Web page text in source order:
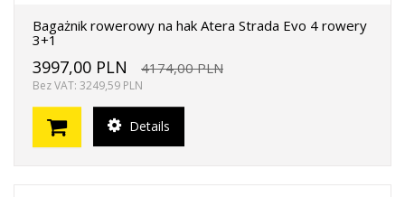
Bagażnik rowerowy na hak Atera Strada Evo 4 rowery
3+1
3997,00 PLN 4174,00 PLN
Bez VAT: 3249,59 PLN
Details